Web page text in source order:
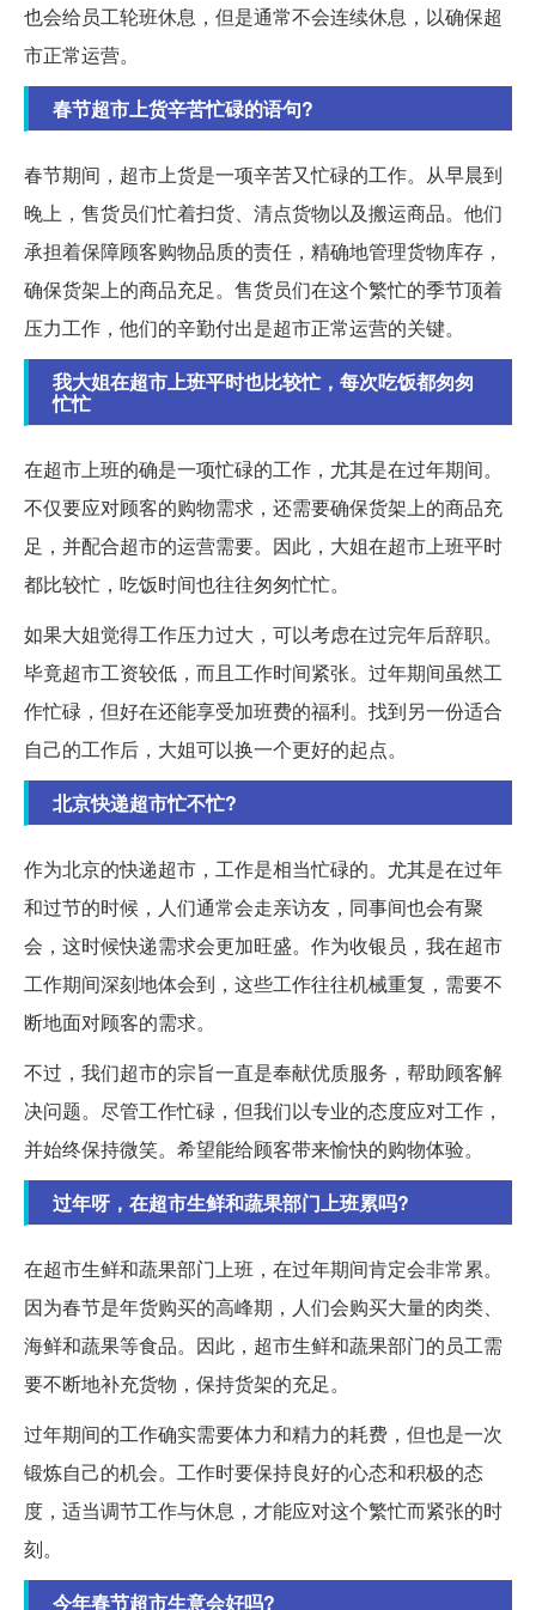
也会给员工轮班休息，但是通常不会连续休息，以确保超
市正常运营。
春节超市上货辛苦忙碌的语句?
春节期间，超市上货是一项辛苦又忙碌的工作。从早晨到
晚上，售货员们忙着扫货、清点货物以及搬运商品。他们
承担着保障顾客购物品质的责任，精确地管理货物库存，
确保货架上的商品充足。售货员们在这个繁忙的季节顶着
压力工作，他们的辛勤付出是超市正常运营的关键。
我大姐在超市上班平时也比较忙，每次吃饭都匆匆
忙忙
在超市上班的确是一项忙碌的工作，尤其是在过年期间。
不仅要应对顾客的购物需求，还需要确保货架上的商品充
足，并配合超市的运营需要。因此，大姐在超市上班平时
都比较忙，吃饭时间也往往匆匆忙忙。
如果大姐觉得工作压力过大，可以考虑在过完年后辞职。
毕竟超市工资较低，而且工作时间紧张。过年期间虽然工
作忙碌，但好在还能享受加班费的福利。找到另一份适合
自己的工作后，大姐可以换一个更好的起点。
北京快递超市忙不忙?
作为北京的快递超市，工作是相当忙碌的。尤其是在过年
和过节的时候，人们通常会走亲访友，同事间也会有聚
会，这时候快递需求会更加旺盛。作为收银员，我在超市
工作期间深刻地体会到，这些工作往往机械重复，需要不
断地面对顾客的需求。
不过，我们超市的宗旨一直是奉献优质服务，帮助顾客解
决问题。尽管工作忙碌，但我们以专业的态度应对工作，
并始终保持微笑。希望能给顾客带来愉快的购物体验。
过年呀，在超市生鲜和蔬果部门上班累吗?
在超市生鲜和蔬果部门上班，在过年期间肯定会非常累。
因为春节是年货购买的高峰期，人们会购买大量的肉类、
海鲜和蔬果等食品。因此，超市生鲜和蔬果部门的员工需
要不断地补充货物，保持货架的充足。
过年期间的工作确实需要体力和精力的耗费，但也是一次
锻炼自己的机会。工作时要保持良好的心态和积极的态
度，适当调节工作与休息，才能应对这个繁忙而紧张的时
刻。
今年春节超市生意会好吗?